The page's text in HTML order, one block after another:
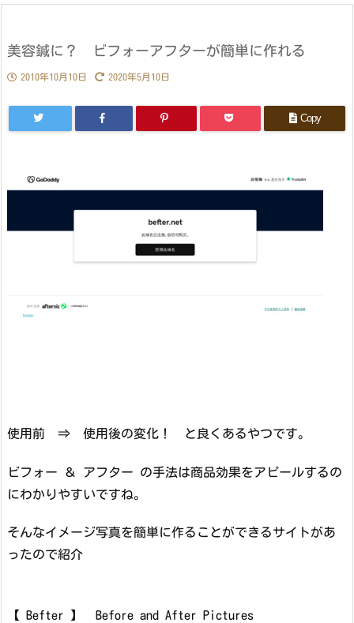
美容鍼に？ ビフォーアフターが簡単に作れる
2010年10月10日 2020年5月10日
Copy
使用前 ⇒ 使用後の変化！ と良くあるやつです。
ビフォー ＆ アフター の手法は商品効果をアピールするの
にわかりやすいですね。
そんなイメージ写真を簡単に作ることができるサイトがあ
ったので紹介
【 Befter 】 Before and After Pictures